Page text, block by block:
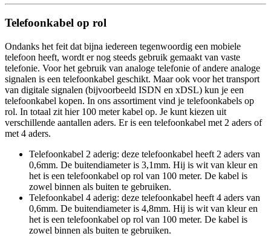
Telefoonkabel op rol
Ondanks het feit dat bijna iedereen tegenwoordig een mobiele
telefoon heeft, wordt er nog steeds gebruik gemaakt van vaste
telefonie. Voor het gebruik van analoge telefonie of andere analoge
signalen is een telefoonkabel geschikt. Maar ook voor het transport
van digitale signalen (bijvoorbeeld ISDN en xDSL) kun je een
telefoonkabel kopen. In ons assortiment vind je telefoonkabels op
rol. In totaal zit hier 100 meter kabel op. Je kunt kiezen uit
verschillende aantallen aders. Er is een telefoonkabel met 2 aders of
met 4 aders.
Telefoonkabel 2 aderig: deze telefoonkabel heeft 2 aders van
0,6mm. De buitendiameter is 3,1mm. Hij is wit van kleur en
het is een telefoonkabel op rol van 100 meter. De kabel is
zowel binnen als buiten te gebruiken.
Telefoonkabel 4 aderig: deze telefoonkabel heeft 4 aders van
0,6mm. De buitendiameter is 4,8mm. Hij is wit van kleur en
het is een telefoonkabel op rol van 100 meter. De kabel is
zowel binnen als buiten te gebruiken.